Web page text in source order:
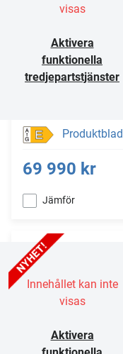
visas
Aktivera
funktionella
tredjepartstjänster
E Produktblad
69 990 kr
Jämför
Innehållet kan inte
visas
Aktivera